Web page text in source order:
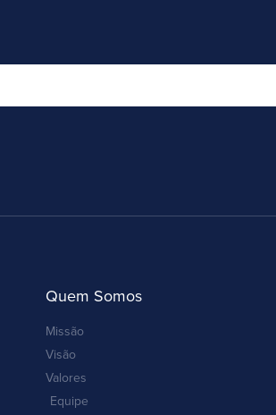
Quem Somos
Missão
Visão
Valores
Equipe